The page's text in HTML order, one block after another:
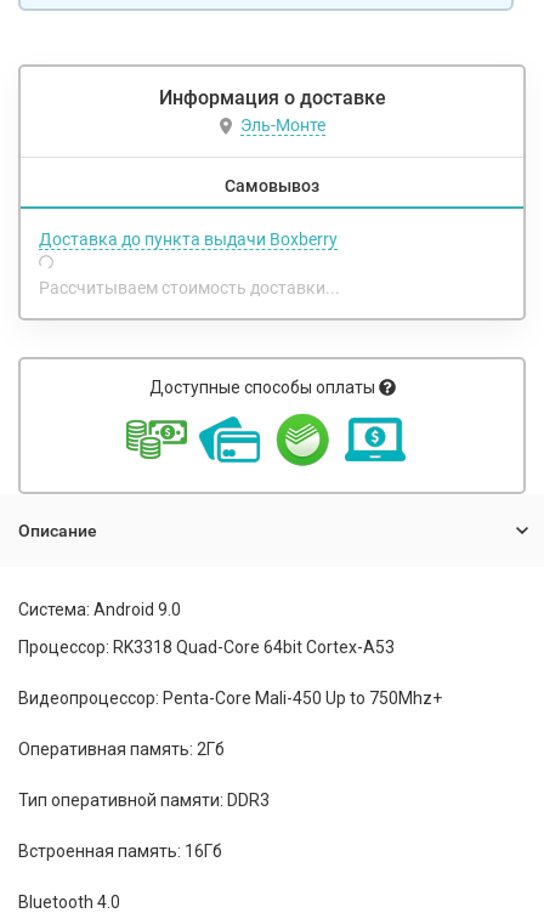
Информация о доставке
Эль-Монте
Самовывоз
Доставка до пункта выдачи Boxberry
Рассчитываем стоимость доставки...
Доступные способы оплаты
Описание
Система: Android 9.0
Процессор: RK3318 Quad-Core 64bit Cortex-A53
Видеопроцессор: Penta-Core Mali-450 Up to 750Mhz+
Оперативная память: 2Гб
Тип оперативной памяти: DDR3
Встроенная память: 16Гб
Bluetooth 4.0